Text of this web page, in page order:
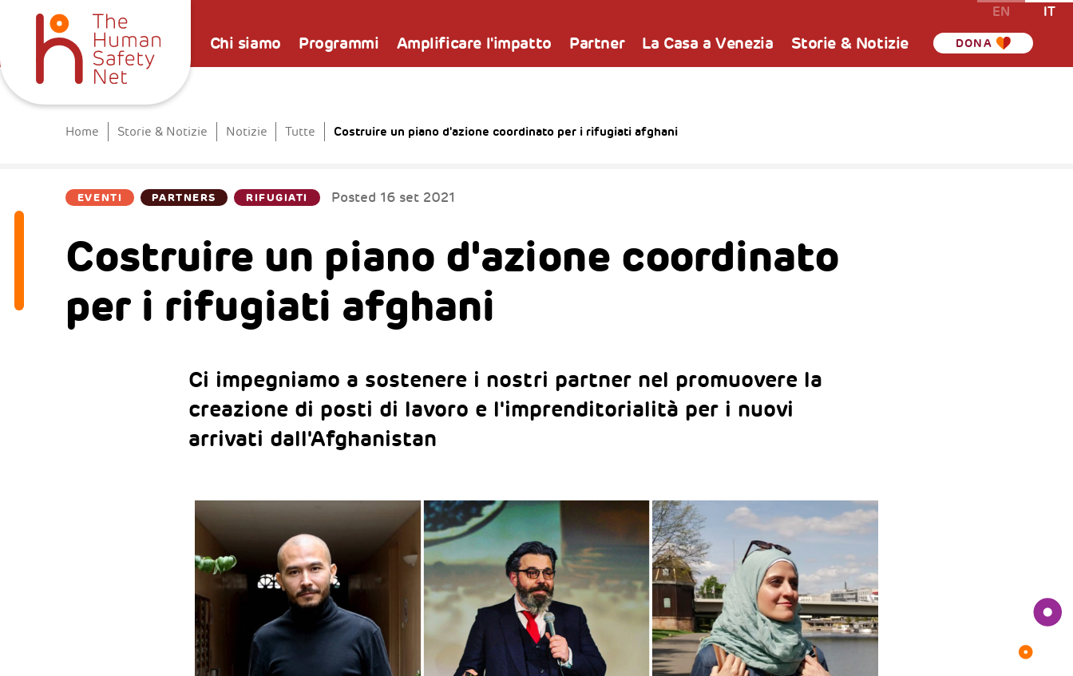
Chi siamo Programmi Amplificare l'impatto Partner La Casa a Venezia Storie & Notizie DONA
EN IT
Home Storie & Notizie Notizie Tutte Costruire un piano d'azione coordinato per i rifugiati afghani
EVENTI PARTNERS RIFUGIATI Posted 16 set 2021
Costruire un piano d'azione coordinato
per i rifugiati afghani
Ci impegniamo a sostenere i nostri partner nel promuovere la
creazione di posti di lavoro e l'imprenditorialità per i nuovi
arrivati dall'Afghanistan